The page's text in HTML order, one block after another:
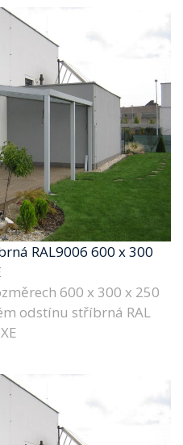
RAL9006 600 x 300
600 x 300 x 250
odstínu stříbrná RAL